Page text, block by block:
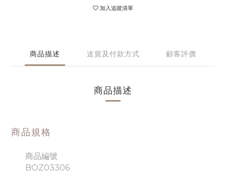
加入追蹤清單
商品描述 送貨及付款方式 顧客評價
商品描述
商品規格
商品編號
BOZ03306